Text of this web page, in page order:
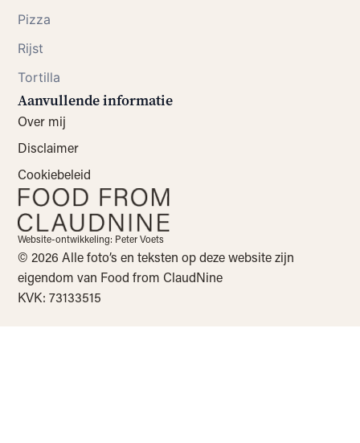
Pizza
Rijst
Tortilla
Aanvullende informatie
Over mij
Disclaimer
Cookiebeleid
Website-ontwikkeling: Peter Voets
© 2026 Alle foto’s en teksten op deze website zijn
eigendom van Food from ClaudNine
KVK: 73133515